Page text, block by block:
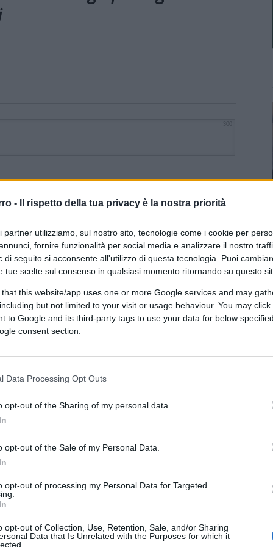
- Il rispetto della tua privacy è la nostra priorità
partner utilizziamo, sul nostro sito, tecnologie come i cookie per
fornire funzionalità per social media e analizzare il nostro
di seguito si acconsente all'utilizzo di questa tecnologia. Puoi
tue scelte sul consenso in qualsiasi momento ritornando su questo
that this website/app uses one or more Google services and may
but not limited to your visit or usage behaviour. You may
to Google and its third-party tags to use your data for below
consent section.
Data Processing Opt Outs
opt-out of the Sharing of my personal data.
opt-out of the Sale of my Personal Data.
opt-out of processing my Personal Data for Targeted
opt-out of Collection, Use, Retention, Sale, and/or Sharing
Data that Is Unrelated with the Purposes for which it
no” ti rispondo io povero che non sei altro.
e infatti esistono tranquillamente partiti con scritto
partito “fascisti italiani” e dimmi dove ve mandano.
non se ne rendono nemmeno conto, ma devono
dei bei tempi sovietici.